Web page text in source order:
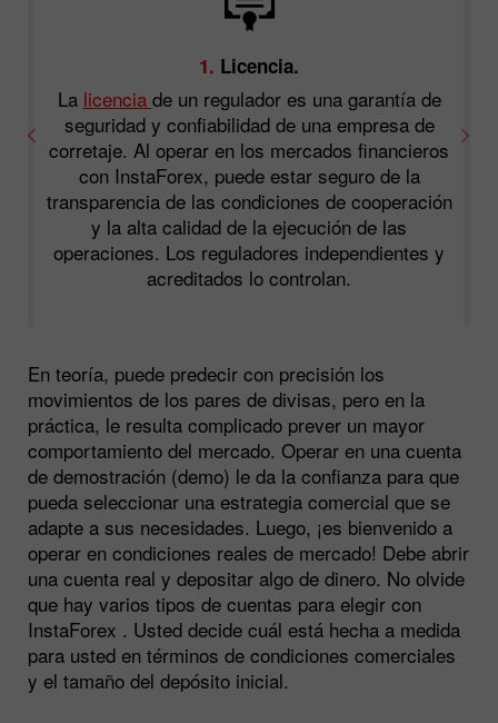
1. Licencia.
La licencia de un regulador es una garantía de
seguridad y confiabilidad de una empresa de
corretaje. Al operar en los mercados financieros
con InstaForex, puede estar seguro de la
transparencia de las condiciones de cooperación
y la alta calidad de la ejecución de las
operaciones. Los reguladores independientes y
acreditados lo controlan.
En teoría, puede predecir con precisión los
movimientos de los pares de divisas, pero en la
práctica, le resulta complicado prever un mayor
comportamiento del mercado. Operar en una cuenta
de demostración (demo) le da la confianza para que
pueda seleccionar una estrategia comercial que se
adapte a sus necesidades. Luego, ¡es bienvenido a
operar en condiciones reales de mercado! Debe abrir
una cuenta real y depositar algo de dinero. No olvide
que hay varios tipos de cuentas para elegir con
InstaForex . Usted decide cuál está hecha a medida
para usted en términos de condiciones comerciales
y el tamaño del depósito inicial.